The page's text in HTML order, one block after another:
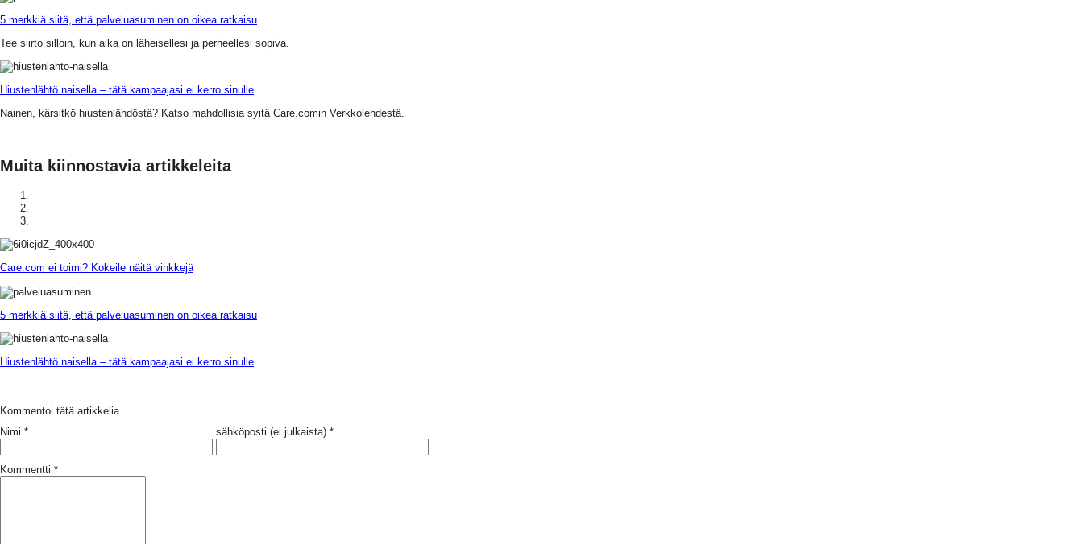
5 merkkiä siitä, että palveluasuminen on oikea ratkaisu
Tee siirto silloin, kun aika on läheisellesi ja perheellesi sopiva.
Hiustenlähtö naisella – tätä kampaajasi ei kerro sinulle
Nainen, kärsitkö hiustenlähdöstä? Katso mahdollisia syitä Care.comin Verkkolehdestä.
Muita kiinnostavia artikkeleita
Care.com ei toimi? Kokeile näitä vinkkejä
5 merkkiä siitä, että palveluasuminen on oikea ratkaisu
Hiustenlähtö naisella – tätä kampaajasi ei kerro sinulle
Kommentoi tätä artikkelia
Nimi * sähköposti (ei julkaista) *
Kommentti *